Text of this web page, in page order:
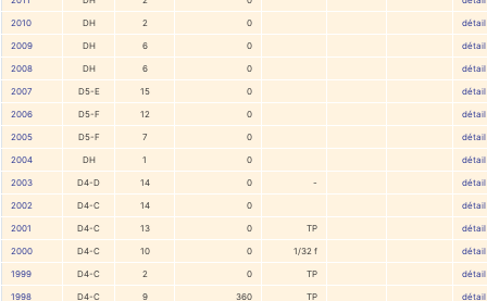
2010 DH 2 0 détail
2009 DH 6 0 détail
2008 DH 6 0 détail
2007 D5-E 15 0 détail
2006 D5-F 12 0 détail
2005 D5-F 7 0 détail
2004 DH 1 0 détail
2003 D4-D 14 0 - détail
2002 D4-C 14 0 détail
2001 D4-C 13 0 TP détail
2000 D4-C 10 0 1/32 f détail
1999 D4-C 2 0 TP détail
1998 D4-C 9 360 TP détail